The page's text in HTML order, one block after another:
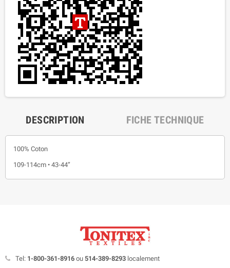
DESCRIPTION FICHE TECHNIQUE
100% Coton
109-114cm • 43-44”
Tel: 1-800-361-8916 ou 514-389-8293 localement